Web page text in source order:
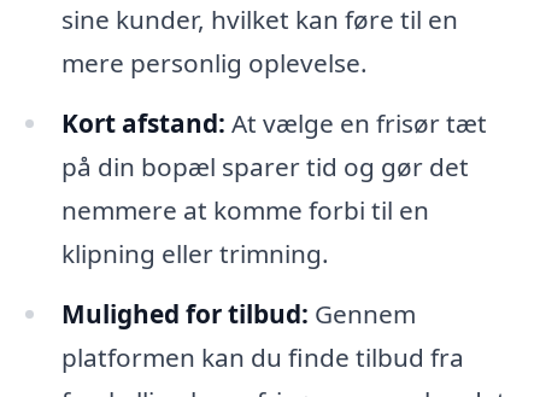
sine kunder, hvilket kan føre til en
mere personlig oplevelse.
Kort afstand: At vælge en frisør tæt
på din bopæl sparer tid og gør det
nemmere at komme forbi til en
klipning eller trimning.
Mulighed for tilbud: Gennem
platformen kan du finde tilbud fra